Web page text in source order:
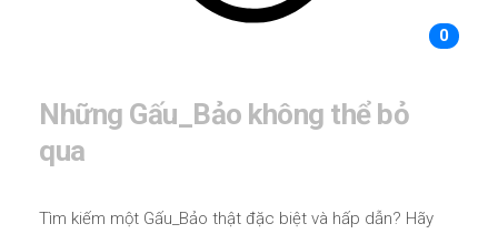
0
Những Gấu_Bảo không thể bỏ
qua
Tìm kiếm một Gấu_Bảo thật đặc biệt và hấp dẫn? Hãy